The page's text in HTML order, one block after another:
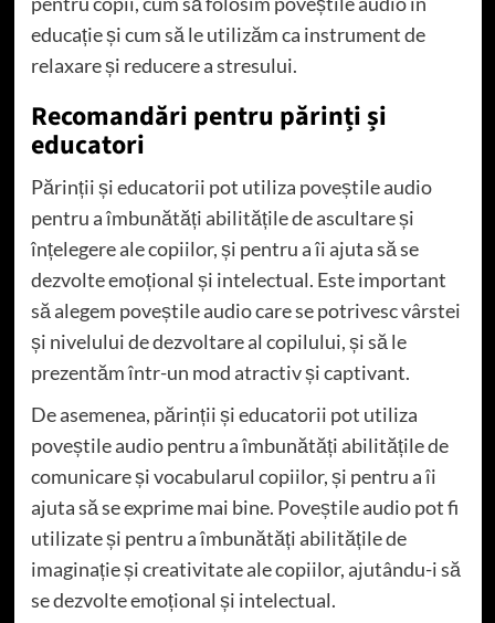
educație și cum să le utilizăm ca instrument de
relaxare și reducere a stresului.
Recomandări pentru părinți și
educatori
Părinții și educatorii pot utiliza poveștile audio
pentru a îmbunătăți abilitățile de ascultare și
înțelegere ale copiilor, și pentru a îi ajuta să se
dezvolte emoțional și intelectual. Este important
să alegem poveștile audio care se potrivesc vârstei
și nivelului de dezvoltare al copilului, și să le
prezentăm într-un mod atractiv și captivant.
De asemenea, părinții și educatorii pot utiliza
poveștile audio pentru a îmbunătăți abilitățile de
comunicare și vocabularul copiilor, și pentru a îi
ajuta să se exprime mai bine. Poveștile audio pot fi
utilizate și pentru a îmbunătăți abilitățile de
imaginație și creativitate ale copiilor, ajutându-i să
se dezvolte emoțional și intelectual.